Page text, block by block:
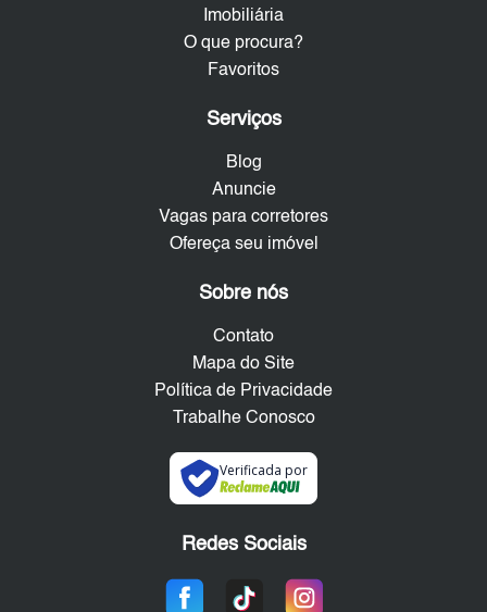
Imobiliária
O que procura?
Favoritos
Serviços
Blog
Anuncie
Vagas para corretores
Ofereça seu imóvel
Sobre nós
Contato
Mapa do Site
Política de Privacidade
Trabalhe Conosco
Verificada por
Redes Sociais